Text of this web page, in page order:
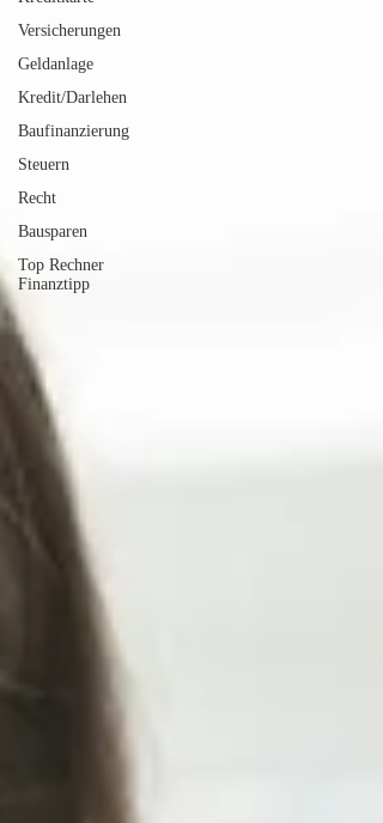
Versicherungen
Geldanlage
Kredit/Darlehen
Baufinanzierung
Steuern
Recht
Bausparen
Top Rechner
Finanztipp